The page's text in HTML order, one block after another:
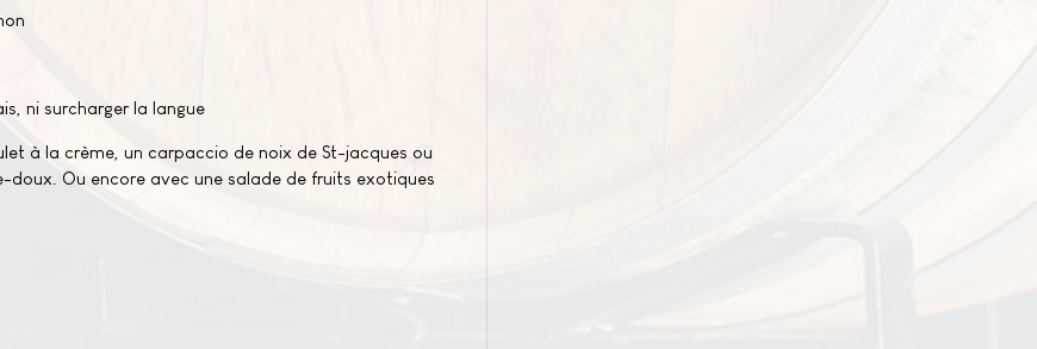
ni surcharger la langue
à la crème, un carpaccio de noix de St-jacques ou
Ou encore avec une salade de fruits exotiques